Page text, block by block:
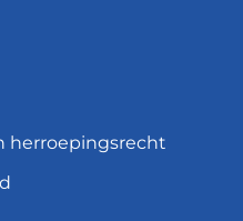
herroepingsrecht